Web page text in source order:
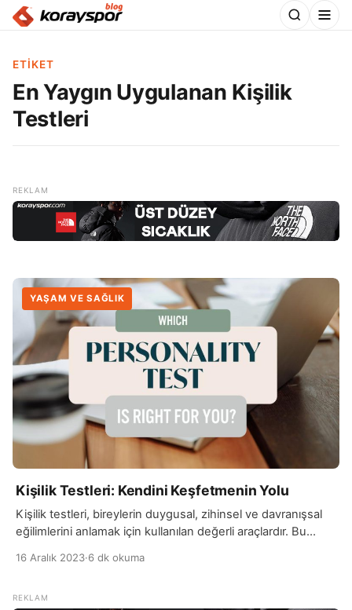
ETIKET
En Yaygın Uygulanan Kişilik
Testleri
YAŞAM VE SAĞLIK
Kişilik Testleri: Kendini Keşfetmenin Yolu
Kişilik testleri, bireylerin duygusal, zihinsel ve davranışsal
eğilimlerini anlamak için kullanılan değerli araçlardır. Bu
tasarlanır ve bireyin tercihleri, eğilimleri, güçlü yönleri ve
keşfetme sürecinde, kişilik testleri bireyin içsel dünyasını
16 Aralık 2023·6 dk okuma